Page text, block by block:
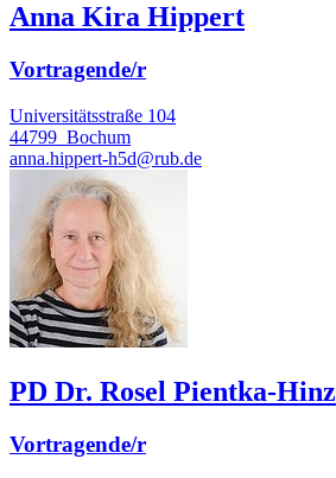
Anna Kira Hippert
Vortragende/r
Universitätsstraße 104
44799 Bochum
anna.hippert-h5d@rub.de
PD Dr. Rosel Pientka-Hinz
Vortragende/r